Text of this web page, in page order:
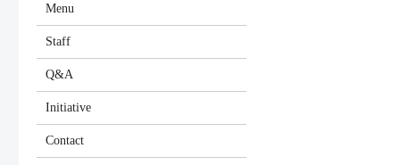
Menu
Staff
Q&A
Initiative
Contact